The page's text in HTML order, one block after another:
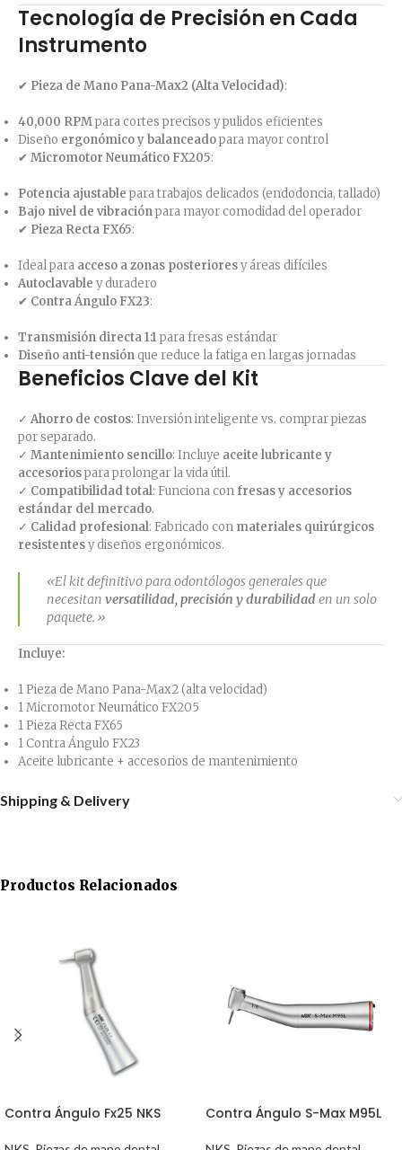
Tecnología de Precisión en Cada
Instrumento
✔ Pieza de Mano Pana-Max2 (Alta Velocidad):
40,000 RPMpara cortes precisos y pulidos eficientes
Diseño ergonómico y balanceadopara mayor control
✔ Micromotor Neumático FX205:
Potencia ajustable para trabajos delicados (endodoncia, tallado)
Bajo nivel de vibraciónpara mayor comodidad del operador
✔ Pieza Recta FX65:
Ideal para acceso a zonas posterioresy áreas difíciles
Autoclavable y duradero
✔ Contra Ángulo FX23:
Transmisión directa 1:1para fresas estándar
Diseño anti-tensión que reduce la fatiga en largas jornadas
Beneficios Clave del Kit
✓ Ahorro de costos: Inversión inteligente vs. comprar piezas
por separado.
✓ Mantenimiento sencillo: Incluye aceite lubricante y
accesoriospara prolongar la vida útil.
✓ Compatibilidad total: Funciona con fresas y accesorios
estándar del mercado.
✓ Calidad profesional: Fabricado con materiales quirúrgicos
resistentesy diseños ergonómicos.
«El kit definitivo para odontólogos generales que
necesitan versatilidad, precisión y durabilidaden un solo
paquete.»
Incluye:
1 Pieza de Mano Pana-Max2 (alta velocidad)
1 Micromotor Neumático FX205
1 Pieza Recta FX65
1 Contra Ángulo FX23
Aceite lubricante + accesorios de mantenimiento
Shipping & Delivery
Productos Relacionados
Contra Ángulo Fx25 NKS Contra Ángulo S-Max M95L